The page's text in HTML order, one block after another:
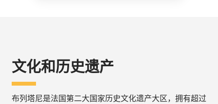
文化和历史遗产
布列塔尼是法国第二大国家历史文化遗产大区，拥有超过